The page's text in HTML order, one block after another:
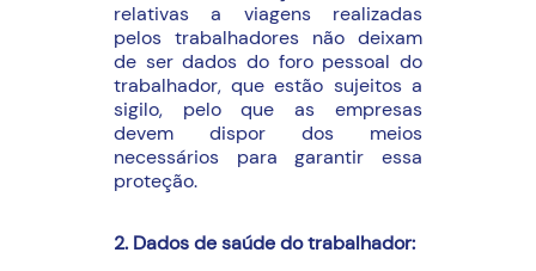
relativas a viagens realizadas
pelos trabalhadores não deixam
de ser dados do foro pessoal do
trabalhador, que estão sujeitos a
sigilo, pelo que as empresas
devem dispor dos meios
necessários para garantir essa
proteção.
2. Dados de saúde do trabalhador: